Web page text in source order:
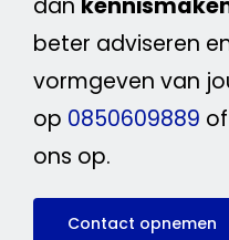
dan
beter adviseren
vormgeven van
op 0850609889
ons op.
Contact opnemen